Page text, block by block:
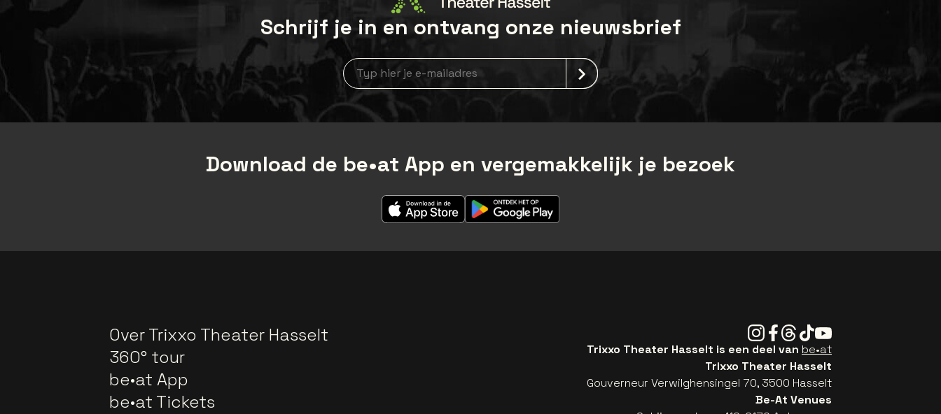
Schrijf je in en ontvang onze nieuwsbrief
Nieuwsbrief aanmelding
Download de be•at App en vergemakkelijk je bezoek
Over Trixxo Theater Hasselt
360° tour
be•at App
be•at Tickets
Instagram
Facebook
Threads
TiktokYoutube
Trixxo Theater Hasselt is een deel van be•at
Trixxo Theater Hasselt
Gouverneur Verwilghensingel 70, 3500 Hasselt
Be-At Venues